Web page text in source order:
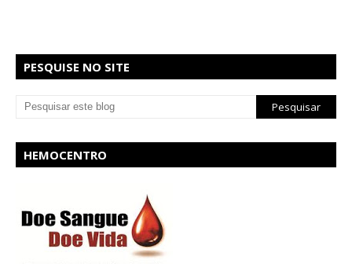
PESQUISE NO SITE
HEMOCENTRO